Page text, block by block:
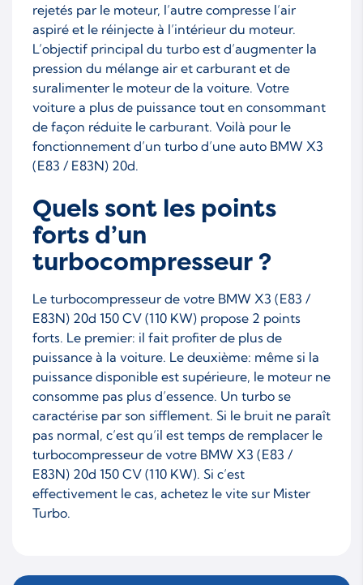
rejetés par le moteur, l’autre compresse l’air
aspiré et le réinjecte à l’intérieur du moteur.
L’objectif principal du turbo est d’augmenter la
pression du mélange air et carburant et de
suralimenter le moteur de la voiture. Votre
voiture a plus de puissance tout en consommant
de façon réduite le carburant. Voilà pour le
fonctionnement d’un turbo d’une auto BMW X3
(E83 / E83N) 20d.
Quels sont les points
forts d’un
turbocompresseur ?
Le turbocompresseur de votre BMW X3 (E83 /
E83N) 20d 150 CV (110 KW) propose 2 points
forts. Le premier: il fait profiter de plus de
puissance à la voiture. Le deuxième: même si la
puissance disponible est supérieure, le moteur ne
consomme pas plus d’essence. Un turbo se
caractérise par son sifflement. Si le bruit ne paraît
pas normal, c’est qu’il est temps de remplacer le
turbocompresseur de votre BMW X3 (E83 /
E83N) 20d 150 CV (110 KW). Si c’est
effectivement le cas, achetez le vite sur Mister
Turbo.